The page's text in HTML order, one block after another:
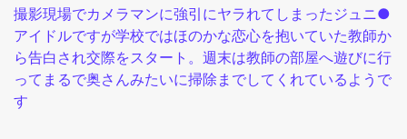
撮影現場でカメラマンに強引にヤラれてしまったジュニ●
アイドルですが学校ではほのかな恋心を抱いていた教師か
ら告白され交際をスタート。週末は教師の部屋へ遊びに行
ってまるで奥さんみたいに掃除までしてくれているようで
す